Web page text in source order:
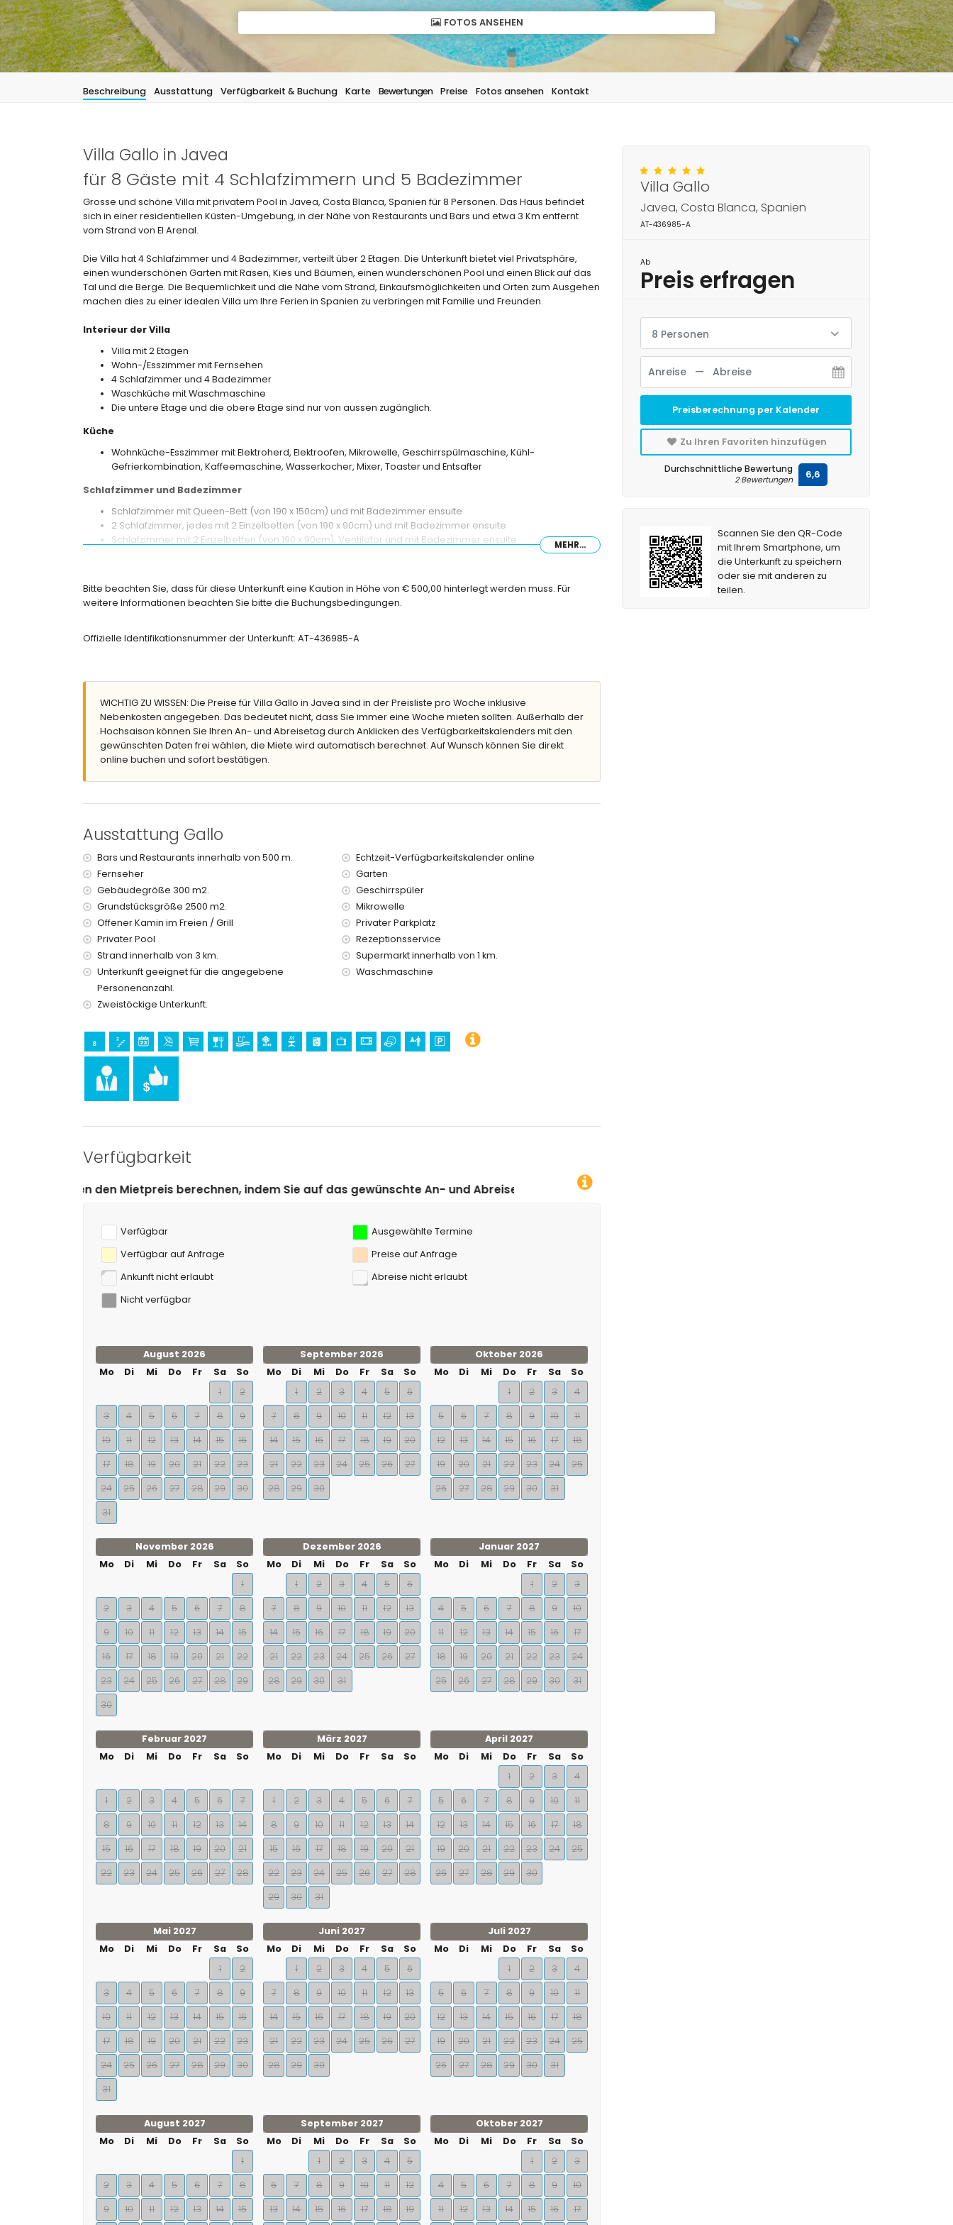
FOTOS ANSEHEN
Beschreibung Ausstattung Verfügbarkeit & Buchung Karte Bewertungen Preise Fotos ansehen Kontakt
Villa Gallo in Javea
für 8 Gäste mit 4 Schlafzimmern und 5 Badezimmer
Grosse und schöne Villa mit privatem Pool in Javea, Costa Blanca, Spanien für 8 Personen. Das Haus befindet
sich in einer residentiellen Küsten-Umgebung, in der Nähe von Restaurants und Bars und etwa 3 Km entfernt
vom Strand von El Arenal.
Die Villa hat 4 Schlafzimmer und 4 Badezimmer, verteilt über 2 Etagen. Die Unterkunft bietet viel Privatsphäre,
einen wunderschönen Garten mit Rasen, Kies und Bäumen, einen wunderschönen Pool und einen Blick auf das
Tal und die Berge. Die Bequemlichkeit und die Nähe vom Strand, Einkaufsmöglichkeiten und Orten zum Ausgehen
machen dies zu einer idealen Villa um Ihre Ferien in Spanien zu verbringen mit Familie und Freunden.
Interieur der Villa
Villa mit 2 Etagen
Wohn-/Esszimmer mit Fernsehen
4 Schlafzimmer und 4 Badezimmer
Waschküche mit Waschmaschine
Die untere Etage und die obere Etage sind nur von aussen zugänglich.
Küche
Wohnküche-Esszimmer mit Elektroherd, Elektroofen, Mikrowelle, Geschirrspülmaschine, Kühl-
Gefrierkombination, Kaffeemaschine, Wasserkocher, Mixer, Toaster und Entsafter
Schlafzimmer und Badezimmer
Schlafzimmer mit Queen-Bett (von 190 x 150cm) und mit Badezimmer ensuite
2 Schlafzimmer, jedes mit 2 Einzelbetten (von 190 x 90cm) und mit Badezimmer ensuite
Schlafzimmer mit 2 Einzelbetten (von 190 x 90cm), Ventilator und mit Badezimmer ensuite
ensuite Badezimmer mit Dusche, Bidet und Toilette
grosses und eingezäuntes Grundstück
2 Terrassen, wovon 1 überdacht
Barbecue
Sitzmöglichkeiten und Essplatz im Freien
2 private Parkplätze
Mehr Information
nächster Flughafen: Alicante (innerhalb von 100 Kilometern der Villa entfernt)
Der Villa enthält im Mietpreis folgende Anlagen und Dienstleistungen
Bügeleisen und-brett
Rezeptionsdienst
Anlagen und Dienstleistungen gegen Aufpreis
extra Bett und Kinderbett/Babybett (auf Anfrage)
MEHR...
Bitte beachten Sie, dass für diese Unterkunft eine Kaution in Höhe von € 500,00 hinterlegt werden muss. Für
weitere Informationen beachten Sie bitte die Buchungsbedingungen.
Offizielle Identifikationsnummer der Unterkunft: AT-436985-A
WICHTIG ZU WISSEN: Die Preise für Villa Gallo in Javea sind in der Preisliste pro Woche inklusive
Nebenkosten angegeben. Das bedeutet nicht, dass Sie immer eine Woche mieten sollten. Außerhalb der
Hochsaison können Sie Ihren An- und Abreisetag durch Anklicken des Verfügbarkeitskalenders mit den
gewünschten Daten frei wählen, die Miete wird automatisch berechnet. Auf Wunsch können Sie direkt
online buchen und sofort bestätigen.
Ausstattung Gallo
Bars und Restaurants innerhalb von 500 m.
Echtzeit-Verfügbarkeitskalender online
Fernseher
Garten
Gebäudegröße 300 m2.
Geschirrspüler
Grundstücksgröße 2500 m2.
Mikrowelle
Offener Kamin im Freien / Grill
Privater Parkplatz
Privater Pool
Rezeptionsservice
Strand innerhalb von 3 km.
Supermarkt innerhalb von 1 km.
Unterkunft geeignet für die angegebene
Personenanzahl.
Waschmaschine
Zweistöckige Unterkunft.
Verfügbarkeit
berechnen, indem Sie auf das gewünschte An- und Abreisedatum klicken!
Verfügbar
Ausgewählte Termine
Verfügbar auf Anfrage
Preise auf Anfrage
Ankunft nicht erlaubt
Abreise nicht erlaubt
Nicht verfügbar
August 2026
Mo
Di Mi Do Fr Sa
So
1
2
3
4 5 6 7 8
9
10
11 12 13 14 15
16
17
18 19 20 21 22
23
24
25 26 27 28 29
30
31
September 2026
Mo
Di Mi Do Fr Sa
So
1
2 3 4 5
6
7
8 9 10 11 12
13
14
15 16 17 18 19
20
21
22 23 24 25 26
27
28
29 30
Oktober 2026
Mo
Di Mi Do Fr Sa
So
1
2 3
4
5
6 7 8 9 10
11
12
13 14 15 16 17
18
19
20 21 22 23 24
25
26
27 28 29 30 31
November 2026
Mo
Di Mi Do Fr Sa
So
1
2
3 4 5 6 7
8
9
10 11 12 13 14
15
16
17 18 19 20 21
22
23
24 25 26 27 28
29
30
Dezember 2026
Mo
Di Mi Do Fr Sa
So
1
2 3 4 5
6
7
8 9 10 11 12
13
14
15 16 17 18 19
20
21
22 23 24 25 26
27
28
29 30 31
Januar 2027
Mo
Di Mi Do Fr Sa
So
1
2
3
4
5 6 7 8 9
10
11
12 13 14 15 16
17
18
19 20 21 22 23
24
25
26 27 28 29 30 31
Februar 2027
Mo
Di Mi Do Fr Sa So
1 2 3 4 5 6
7
8
9 10 11 12 13
14
15
16 17 18 19 20
21
22
23 24 25 26 27 28
März 2027
Mo
Di Mi Do Fr Sa So
1 2 3 4 5 6
7
8
9 10 11 12 13
14
15
16 17 18 19 20
21
22
23 24 25 26 27
28
29
30 31
April 2027
Mo
Di Mi Do Fr Sa
So
1
2 3
4
5
6 7 8 9 10
11
12
13 14 15 16 17
18
19
20 21 22 23 24
25
26
27 28 29 30
Mai 2027
Mo
Di Mi Do Fr Sa
So
1
2
3
4 5 6 7 8
9
10
11 12 13 14 15
16
17
18 19 20 21 22
23
24
25 26 27 28 29
30
31
Juni 2027
Mo
Di Mi Do Fr Sa
So
1
2 3 4 5
6
7
8 9 10 11 12
13
14
15 16 17 18 19
20
21
22 23 24 25 26
27
28
29 30
Juli 2027
Mo
Di Mi Do Fr Sa
So
1
2 3
4
5
6 7 8 9 10
11
12
13 14 15 16 17
18
19
20 21 22 23 24
25
26
27 28 29 30 31
August 2027
Mo
Di Mi Do Fr Sa
So
1
2
3 4 5 6 7
8
9
10 11 12 13 14 15
September 2027
Mo
Di Mi Do Fr Sa
So
1
2 3 4
5
6
7 8 9 10 11
12
13
14 15 16 17 18 19
Oktober 2027
Mo
Di Mi Do Fr Sa
So
1
2
3
4
5 6 7 8 9
10
11
12 13 14 15 16 17
Villa Gallo
Javea, Costa Blanca, Spanien
AT-436985-A
Ab
Preis erfragen
8 Personen
Preisberechnung per Kalender
Zu Ihren Favoriten hinzufügen
Durchschnittliche Bewertung
2 Bewertungen 6,6
Scannen Sie den QR-Code
mit Ihrem Smartphone, um
die Unterkunft zu speichern
oder sie mit anderen zu
teilen.